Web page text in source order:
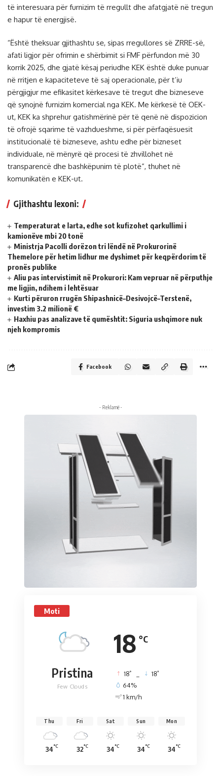
të interesuara për furnizim të rregullt dhe afatgjatë në tregun
e hapur të energjisë.
“Është theksuar gjithashtu se, sipas rregullores së ZRRE-së,
afati ligjor për ofrimin e shërbimit si FMF përfundon më 30
korrik 2025, dhe gjatë kësaj periudhe KEK është duke punuar
në rritjen e kapaciteteve të saj operacionale, për t’iu
përgjigjur me efikasitet kërkesave të tregut dhe bizneseve
që synojnë furnizim komercial nga KEK. Me kërkesë të OEK-
ut, KEK ka shprehur gatishmërinë për të qenë në dispozicion
të ofrojë sqarime të vazhdueshme, si për përfaqësuesit
institucionalë të bizneseve, ashtu edhe për bizneset
individuale, në mënyrë që procesi të zhvillohet në
transparencë dhe bashkëpunim të plotë”, thuhet në
komunikatën e KEK-ut.
Gjithashtu lexoni:
Temperaturat e larta, edhe sot kufizohet qarkullimi i
kamionëve mbi 20 tonë
Ministrja Pacolli dorëzon tri lëndë në Prokurorinë
Themelore për hetim lidhur me dyshimet për keqpërdorim të
pronës publike
Aliu pas intervistimit në Prokurori: Kam vepruar në përputhje
me ligjin, ndihem i lehtësuar
Kurti përuron rrugën Shipashnicë–Desivojcë–Terstenë,
investim 3.2 milionë €
Haxhiu pas analizave të qumështit: Siguria ushqimore nuk
njeh kompromis
Facebook
- Reklamë -
Moti
18 °C
Pristina
Few Clouds
18° 18°
64%
1 km/h
Thu
34°C
Fri
32°C
Sat
34°C
Sun
34°C
Mon
34°C